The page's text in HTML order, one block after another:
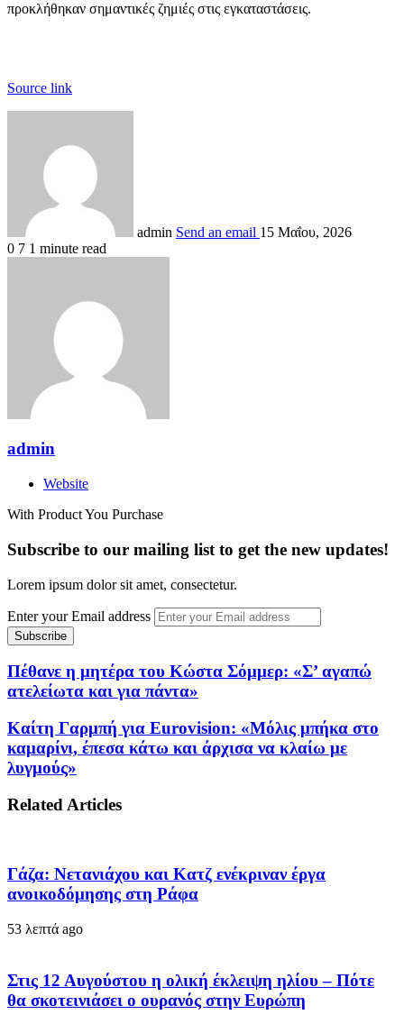
προκλήθηκαν σημαντικές ζημιές στις εγκαταστάσεις.
Source link
admin Send an email 15 Μαΐου, 2026
0 7 1 minute read
admin
Website
With Product You Purchase
Subscribe to our mailing list to get the new updates!
Lorem ipsum dolor sit amet, consectetur.
Enter your Email address
Πέθανε η μητέρα του Κώστα Σόμμερ: «Σ’ αγαπώ
ατελείωτα και για πάντα»
Καίτη Γαρμπή για Eurovision: «Μόλις μπήκα στο
καμαρίνι, έπεσα κάτω και άρχισα να κλαίω με
λυγμούς»
Related Articles
Γάζα: Νετανιάχου και Κατζ ενέκριναν έργα
ανοικοδόμησης στη Ράφα
53 λεπτά ago
Στις 12 Αυγούστου η ολική έκλειψη ηλίου – Πότε
θα σκοτεινιάσει ο ουρανός στην Ευρώπη